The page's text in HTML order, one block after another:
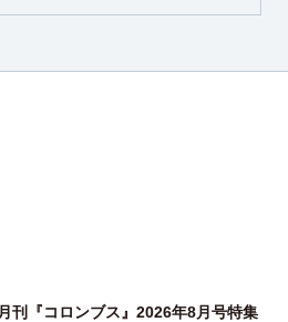
月刊『コロンブス』2026年8月号特集